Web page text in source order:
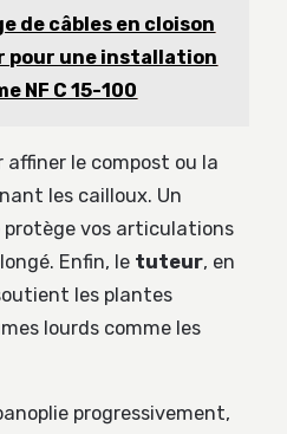
de câbles en cloison
pour une installation
NF C 15-100
affiner le compost ou la
les cailloux. Un
protège vos articulations
Enfin, le tuteur, en
les plantes
lourds comme les
progressivement,